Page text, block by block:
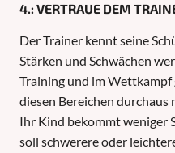
4.: VERTRAUE DEM
Der Trainer kennt seine
Stärken und Schwächen
Training und im Wettkampf
diesen Bereichen durchaus
Ihr Kind bekommt weniger
soll schwerere oder